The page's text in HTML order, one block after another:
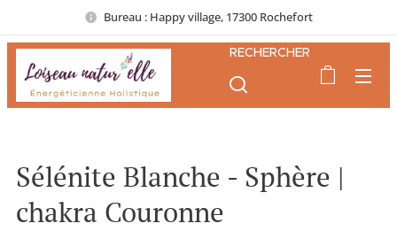
Bureau : Happy village, 17300 Rochefort
RECHERCHER
Sélénite Blanche - Sphère |
chakra Couronne